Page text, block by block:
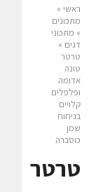
ראשי »
מתכונים
» מתכוני
דגים »
טרטר
טונה
אדומה
ופלפלים
קלויים
בניחוח
שמן
כוסברה
טרטר